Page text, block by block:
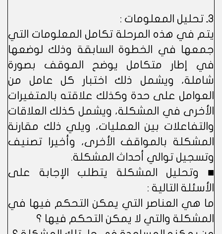
3ـ تحليل المعلومات :
يتم في هذه المرحلة تكامل المعلومات التي
جمعها في الخطوة السابقة وذلك لوضعها
في إطار متكامل يوضح الموقف بصورة
شاملة، ويشمل ذلك اختبار كل عامل من
العوامل على حدة وكذلك علاقته بالمتغيرات
الأخرى في المشكلة، ويشمل كذلك العلاقات
والتفاعلات بين العمليات، ويلي ذلك مقارنة
المشكلة بالمواقف الأخرى، وأخيرا تصنيف
وتسجيل توالي أحداث المشكلة.
■ وتحليل المشكلة يتطلب الإجابة على
الأسئلة التالية :
ما هي العناصر التي يمكن التحكم فيها في
المشكلة والتي لا يمكن التحكم فيها ؟